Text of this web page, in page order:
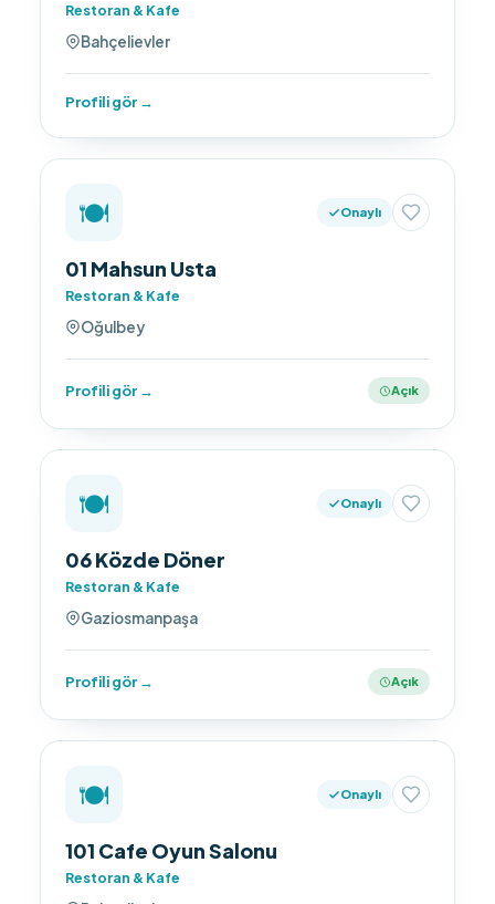
Restoran & Kafe
Bahçelievler
Profili gör →
🍽️ Onaylı
01 Mahsun Usta
Restoran & Kafe
Oğulbey
Profili gör → Açık
🍽️ Onaylı
06 Közde Döner
Restoran & Kafe
Gaziosmanpaşa
Profili gör → Açık
🍽️ Onaylı
101 Cafe Oyun Salonu
Restoran & Kafe